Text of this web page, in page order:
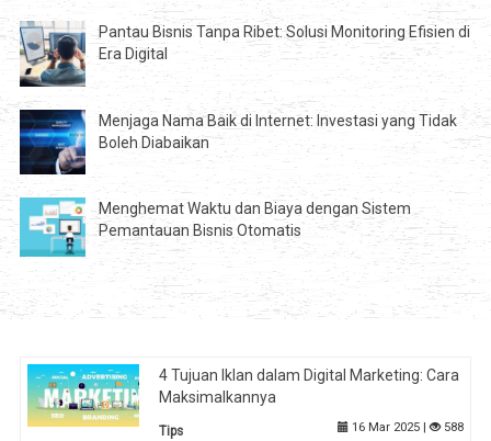
Pantau Bisnis Tanpa Ribet: Solusi Monitoring Efisien di
Era Digital
Menjaga Nama Baik di Internet: Investasi yang Tidak
Boleh Diabaikan
Menghemat Waktu dan Biaya dengan Sistem
Pemantauan Bisnis Otomatis
4 Tujuan Iklan dalam Digital Marketing: Cara
Maksimalkannya
Tips 16 Mar 2025 | 588